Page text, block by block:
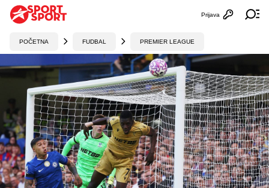
Otvori
Prijava
POČETNA FUDBAL PREMIER LEAGUE